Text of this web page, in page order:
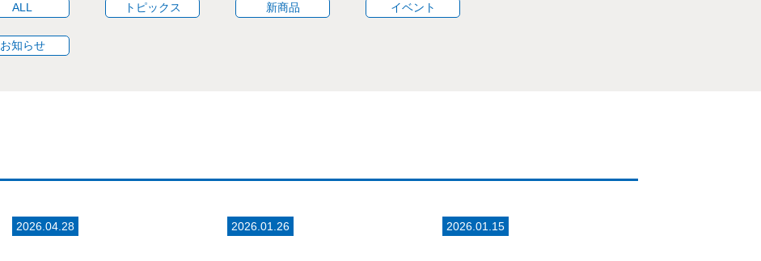
ALL トピックス 新商品 イベント
お知らせ
2026.04.28 2026.01.26 2026.01.15